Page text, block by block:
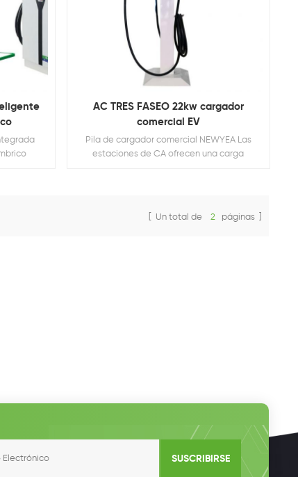
AC TRES FASEO 22kw cargador
comercial EV
Pila de cargador comercial NEWYEA Las
estaciones de CA ofrecen una carga
generar nuevos ingresos al tiempo que
[ Un total de 2 páginas ]
SUSCRIBIRSE